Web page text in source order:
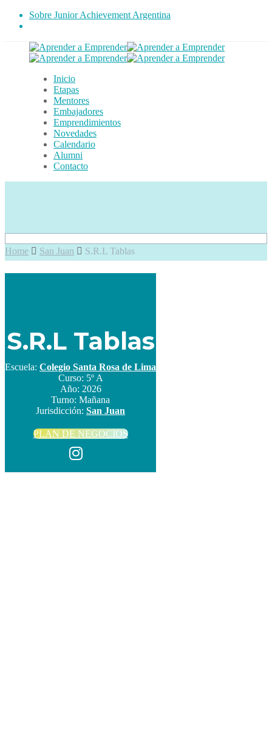
Sobre Junior Achievement Argentina
Inicio
Etapas
Mentores
Embajadores
Emprendimientos
Novedades
Calendario
Alumni
Contacto
Home San Juan S.R.L Tablas
S.R.L Tablas
Escuela: Colegio Santa Rosa de Lima
Curso: 5º A
Año: 2026
Turno: Mañana
Jurisdicción: San Juan
PLAN DE NEGOCIOS